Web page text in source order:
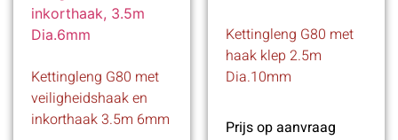
Kettingleng G80 met
veiligheidshaak en
inkorthaak 3.5m 6mm
Kettingleng G80 met
haak klep 2.5m
Dia.10mm
Prijs op aanvraag